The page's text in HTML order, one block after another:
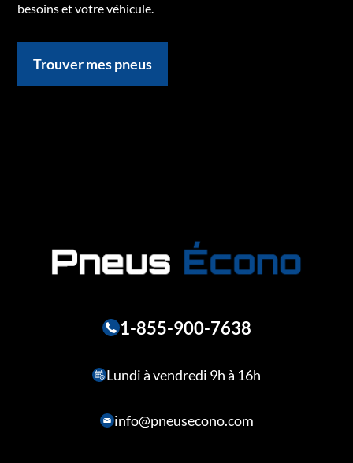
besoins et votre véhicule.
Trouver mes pneus
1-855-900-7638
Lundi à vendredi 9h à 16h
info@pneusecono.com